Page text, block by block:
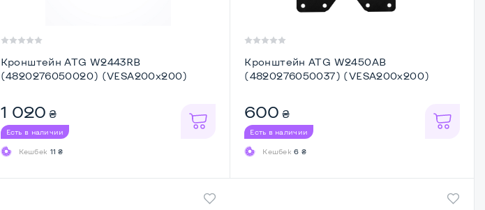
Кронштейн ATG W2443RB
(4820276050020) (VESA200х200)
1 020 ₴
Есть в наличии
Кешбек 11 ₴
Кронштейн ATG W2450AB
(4820276050037) (VESA200х200)
600 ₴
Есть в наличии
Кешбек6 ₴